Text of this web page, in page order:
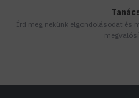
Írd meg nekünk elgondolásodat és